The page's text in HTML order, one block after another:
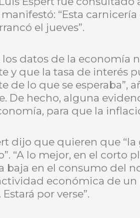
“Esta
el jueves”.
los datos de la
y que la tasa de interés
de lo que se esperaba”,
De hecho, alguna
para que la
dijo que quieren que
“A lo mejor, en el corto
baja en el consumo del
económica de
por verse”.